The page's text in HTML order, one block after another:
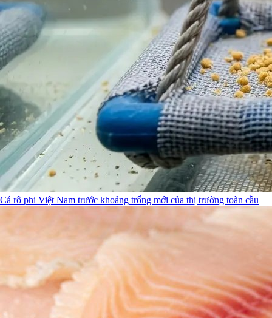
Cá rô phi Việt Nam trước khoảng trống mới của thị trường toàn cầu